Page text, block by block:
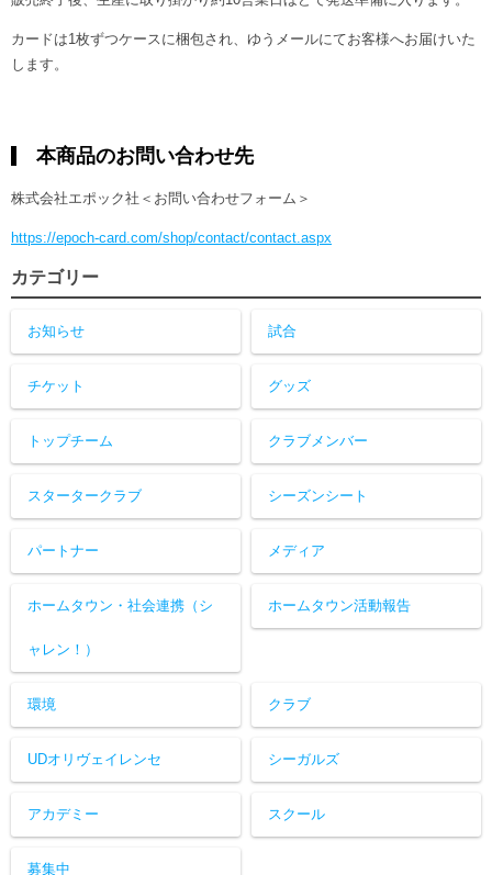
カードは1枚ずつケースに梱包され、ゆうメールにてお客様へお届けいた
します。
本商品のお問い合わせ先
株式会社エポック社＜お問い合わせフォーム＞
https://epoch-card.com/shop/contact/contact.aspx
カテゴリー
お知らせ 試合
チケット グッズ
トップチーム クラブメンバー
スタータークラブ シーズンシート
パートナー メディア
ホームタウン・社会連携（シ
ャレン！）
ホームタウン活動報告
環境 クラブ
UDオリヴェイレンセ シーガルズ
アカデミー スクール
募集中